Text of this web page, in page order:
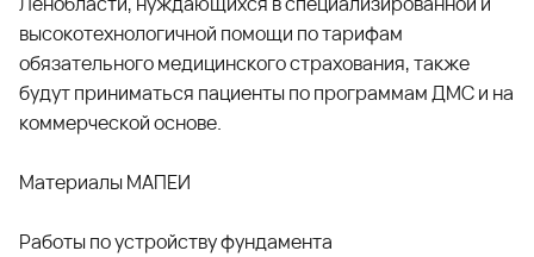
высокотехнологичной помощи по тарифам
обязательного медицинского страхования, также
будут приниматься пациенты по программам ДМС и на
коммерческой основе.
Материалы МАПЕИ
Работы по устройству фундамента